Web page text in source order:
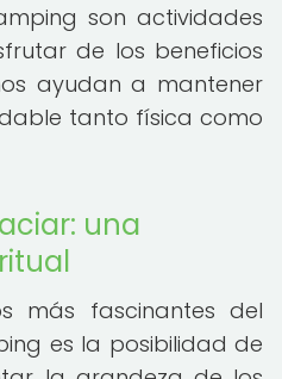
son actividades
de los beneficios
ayudan a mantener
tanto física como
una
más fascinantes del
es la posibilidad de